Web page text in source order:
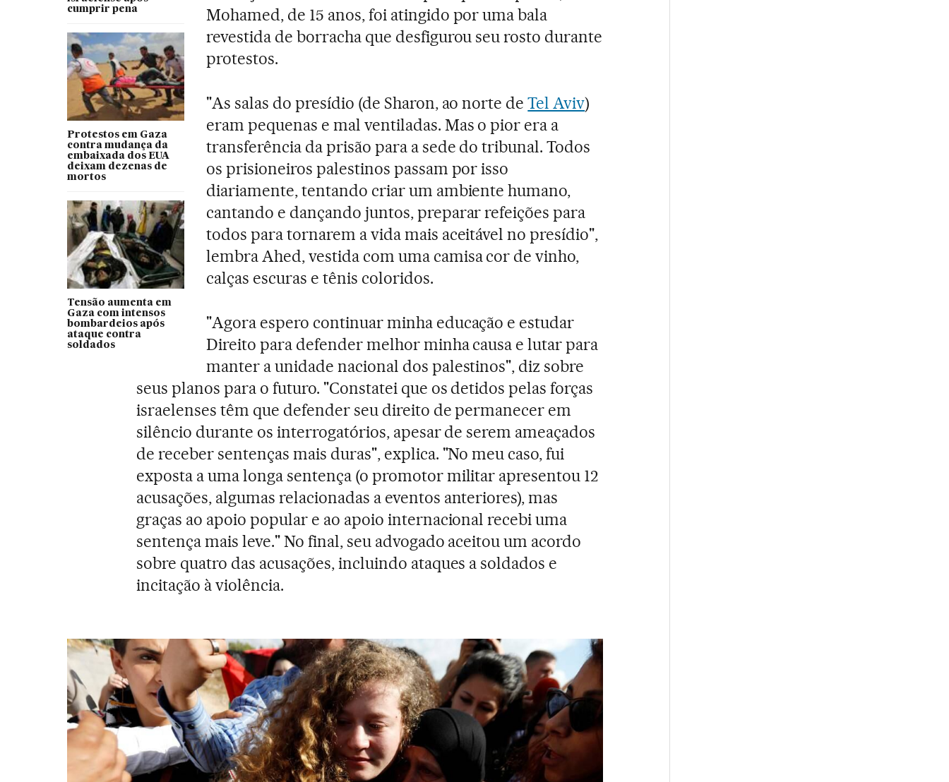
cumprir pena
Protestos em Gaza
contra mudança da
embaixada dos EUA
deixam dezenas de
mortos
Tensão aumenta em
Gaza com intensos
bombardeios após
ataque contra
soldados
Mohamed, de 15 anos, foi atingido por uma bala
revestida de borracha que desfigurou seu rosto durante
protestos.
"As salas do presídio (de Sharon, ao norte deTel Aviv)
eram pequenas e mal ventiladas. Mas o pior era a
transferência da prisão para a sede do tribunal. Todos
os prisioneiros palestinos passam por isso
diariamente, tentando criar um ambiente humano,
cantando e dançando juntos, preparar refeições para
todos para tornarem a vida mais aceitável no presídio",
lembra Ahed, vestida com uma camisa cor de vinho,
calças escuras e tênis coloridos.
"Agora espero continuar minha educação e estudar
Direito para defender melhor minha causa e lutar para
manter a unidade nacional dos palestinos", diz sobre
seus planos para o futuro. "Constatei que os detidos pelas forças
israelenses têm que defender seu direito de permanecer em
silêncio durante os interrogatórios, apesar de serem ameaçados
de receber sentenças mais duras", explica. "No meu caso, fui
exposta a uma longa sentença (o promotor militar apresentou 12
acusações, algumas relacionadas a eventos anteriores), mas
graças ao apoio popular e ao apoio internacional recebi uma
sentença mais leve." No final, seu advogado aceitou um acordo
sobre quatro das acusações, incluindo ataques a soldados e
incitação à violência.